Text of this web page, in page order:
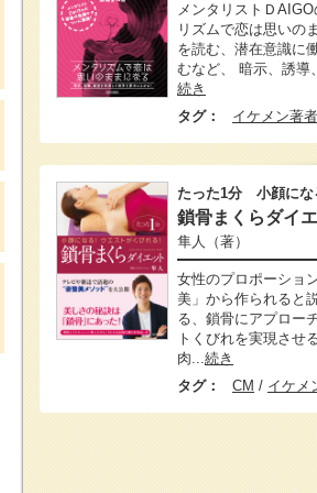
メンタリストＤ
リズムで恋は思いの
を読む、潜在意識に
むなど、 暗示、誘導
続き
タグ： イケメン著者
たった1分 小顔にな
鎖骨まくらダイ
隼人 （著）
女性のプロポーショ
美」から作られると
る、鎖骨にアプロー
トくびれを実現させ
肉...続き
タグ： CM / イケメ